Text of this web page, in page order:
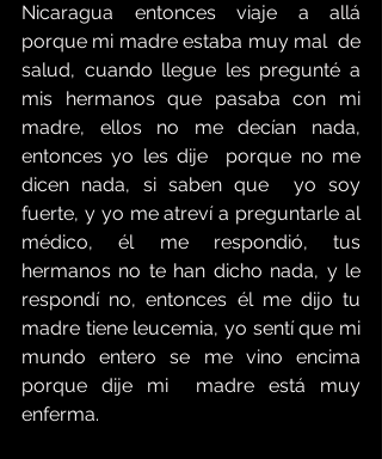
Nicaragua entonces viaje a allá
porque mi madre estaba muy mal  de
salud, cuando llegue les pregunté a
mis hermanos que pasaba con mi
madre, ellos no me decían nada,
entonces yo les dije  porque no me
dicen nada, si saben que  yo soy
fuerte, y yo me atreví a preguntarle al
médico, él me respondió, tus
hermanos no te han dicho nada, y le
respondí no, entonces él me dijo tu
madre tiene leucemia, yo sentí que mi
mundo entero se me vino encima
porque dije mi  madre está muy
enferma.